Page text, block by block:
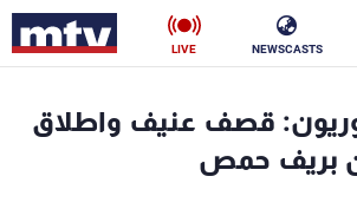
NEWSCASTS
LIVE
قصف عنيف واطلاق
بريف حمص